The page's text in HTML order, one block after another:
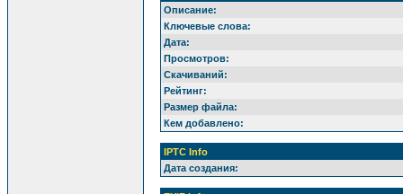
Описание:
Ключевые слова:
Дата:
Просмотров:
Скачиваний:
Рейтинг:
Размер файла:
Кем добавлено:
IPTC Info
Дата создания: